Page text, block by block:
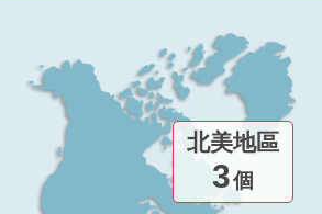
北美地區
3個